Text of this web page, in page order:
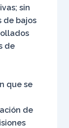
sin
de bajos
de
que se
de